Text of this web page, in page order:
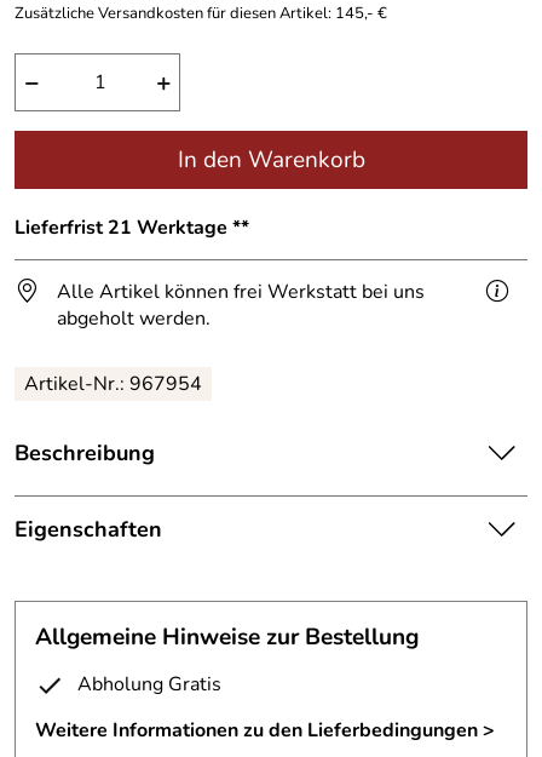
Zusätzliche Versandkosten für diesen Artikel: 145,- €
− +
In den Warenkorb
Lieferfrist 21 Werktage **
Alle Artikel können frei Werkstatt bei uns
abgeholt werden.
Artikel-Nr.: 967954
Beschreibung
Gelaserte Magnetpinnwand nach einem Entwurf unserer
Kundin.
Stahl, Stärke 3mm, verzundert ,
Befestigung der Magnet Pinnwand.
Die Anlassfarben sind auf der Vorderseite der
Eigenschaften
Befestigung:
nicht sichtbare Befestigung
Befestigungsm
aterial:
Allgemeine Hinweise zur Bestellung
Abholung Gratis
Weitere Informationen zu den Lieferbedingungen >